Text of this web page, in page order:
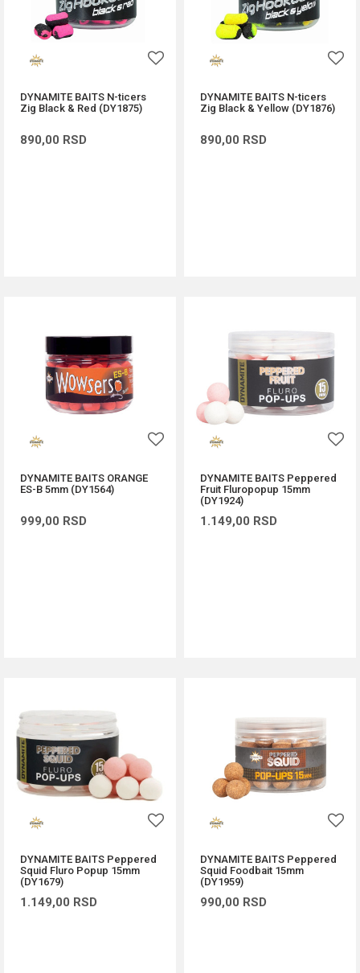
DYNAMITE BAITS N-ticers
Zig Black & Red (DY1875)
890,00 RSD
DYNAMITE BAITS N-ticers
Zig Black & Yellow (DY1876)
890,00 RSD
DYNAMITE BAITS ORANGE
ES-B 5mm (DY1564)
999,00 RSD
DYNAMITE BAITS Peppered
Fruit Fluropopup 15mm
(DY1924)
1.149,00 RSD
DYNAMITE BAITS Peppered
Squid Fluro Popup 15mm
(DY1679)
1.149,00 RSD
DYNAMITE BAITS Peppered
Squid Foodbait 15mm
(DY1959)
990,00 RSD